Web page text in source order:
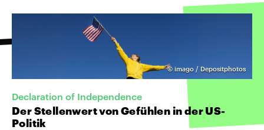
© imago / Depositphotos
Declaration of Independence
Der Stellenwert von Gefühlen in der US-
Politik